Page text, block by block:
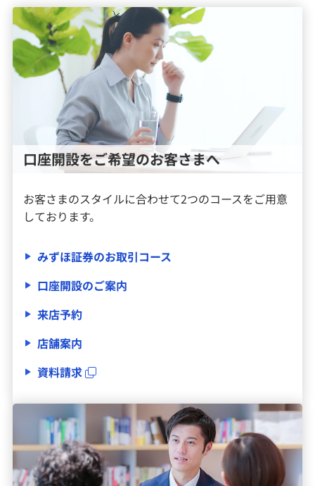
口座開設をご希望のお客さまへ
お客さまのスタイルに合わせて2つのコースをご用意
しております。
みずほ証券のお取引コース
口座開設のご案内
来店予約
店舗案内
資料請求